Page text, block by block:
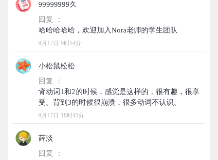
99999999久
回复 ：
9月17日 9时54分
小松鼠松松
回复 ：
背动词1和2的时候，感觉是这样的，很有趣，很享
9月17日 18时45分
薛淡
回复 ：